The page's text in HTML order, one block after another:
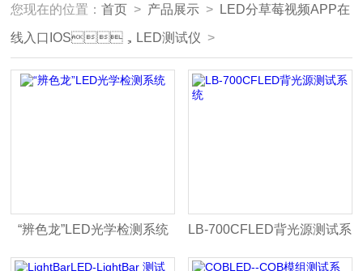
您现在的位置：首页 > 产品展示 > LED分草莓视频APP在
线入口IOS，LED测试仪 >
“辨色龙”LED光学检测系统 LB-700CFLED背光源测试系
统